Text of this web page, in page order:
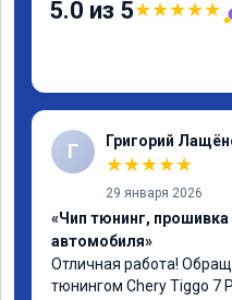
5.0 из 5★★★★★
Г Григорий
★★★★★
29 января 2026
«Чип тюнинг, прошивка
автомобиля»
Отличная работа!
тюнингом Chery Tiggo 7